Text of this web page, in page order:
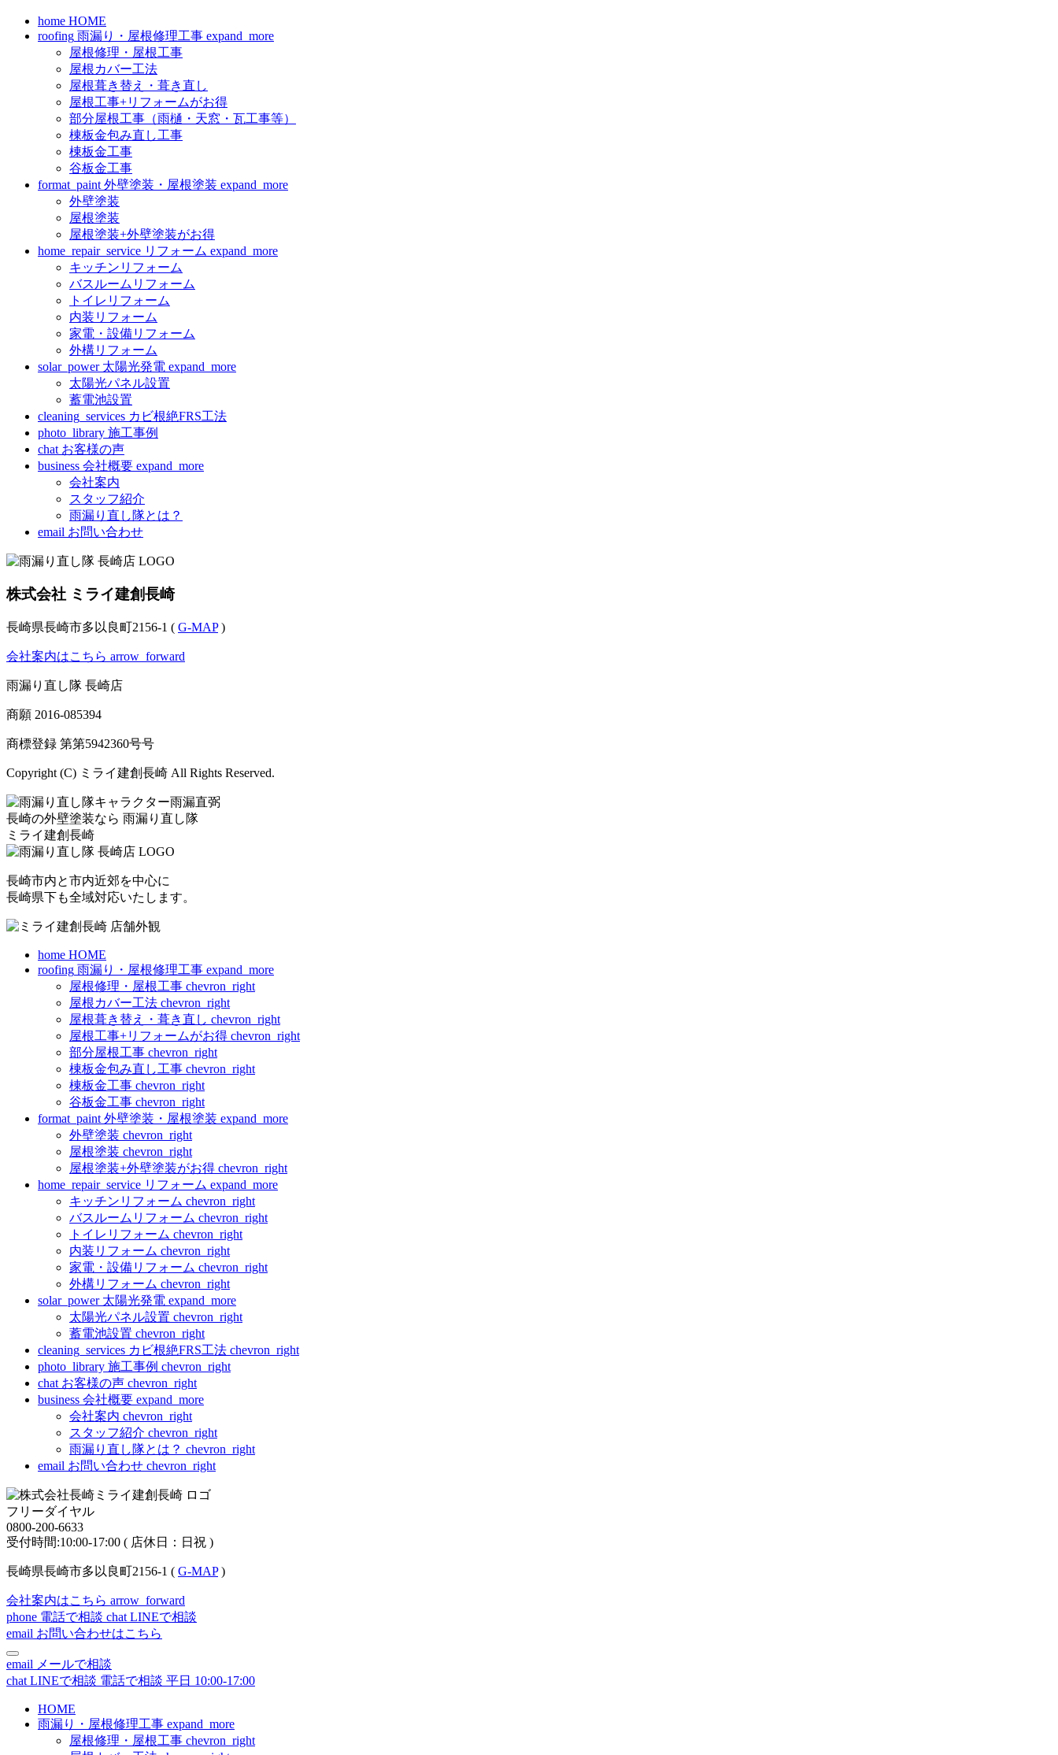
home HOME
roofing 雨漏り・屋根修理工事 expand_more
屋根修理・屋根工事
屋根カバー工法
屋根葺き替え・葺き直し
屋根工事+リフォームがお得
部分屋根工事（雨樋・天窓・瓦工事等）
棟板金包み直し工事
棟板金工事
谷板金工事
format_paint 外壁塗装・屋根塗装 expand_more
外壁塗装
屋根塗装
屋根塗装+外壁塗装がお得
home_repair_service リフォーム expand_more
キッチンリフォーム
バスルームリフォーム
トイレリフォーム
内装リフォーム
家電・設備リフォーム
外構リフォーム
solar_power 太陽光発電 expand_more
太陽光パネル設置
蓄電池設置
cleaning_services カビ根絶FRS工法
photo_library 施工事例
chat お客様の声
business 会社概要 expand_more
会社案内
スタッフ紹介
雨漏り直し隊とは？
email お問い合わせ
株式会社 ミライ建創長崎
長崎県長崎市多以良町2156-1 ( G-MAP)
会社案内はこちら arrow_forward
雨漏り直し隊 長崎店
商願 2016-085394
商標登録 第第5942360号号
Copyright (C) ミライ建創長崎 All Rights Reserved.
長崎の外壁塗装なら 雨漏り直し隊
ミライ建創長崎
長崎市内と市内近郊を中心に
長崎県下も全域対応いたします。
home HOME
roofing 雨漏り・屋根修理工事 expand_more
屋根修理・屋根工事 chevron_right
屋根カバー工法 chevron_right
屋根葺き替え・葺き直し chevron_right
屋根工事+リフォームがお得 chevron_right
部分屋根工事 chevron_right
棟板金包み直し工事 chevron_right
棟板金工事 chevron_right
谷板金工事 chevron_right
format_paint 外壁塗装・屋根塗装 expand_more
外壁塗装 chevron_right
屋根塗装 chevron_right
屋根塗装+外壁塗装がお得 chevron_right
home_repair_service リフォーム expand_more
キッチンリフォーム chevron_right
バスルームリフォーム chevron_right
トイレリフォーム chevron_right
内装リフォーム chevron_right
家電・設備リフォーム chevron_right
外構リフォーム chevron_right
solar_power 太陽光発電 expand_more
太陽光パネル設置 chevron_right
蓄電池設置 chevron_right
cleaning_services カビ根絶FRS工法 chevron_right
photo_library 施工事例 chevron_right
chat お客様の声 chevron_right
business 会社概要 expand_more
会社案内 chevron_right
スタッフ紹介 chevron_right
雨漏り直し隊とは？ chevron_right
email お問い合わせ chevron_right
フリーダイヤル
0800-200-6633
受付時間:10:00-17:00 ( 店休日：日祝 )
長崎県長崎市多以良町2156-1 ( G-MAP)
会社案内はこちら arrow_forward
phone 電話で相談 chat LINEで相談
email お問い合わせはこちら
email メールで相談
chat LINEで相談 電話で相談 平日 10:00-17:00
HOME
雨漏り・屋根修理工事 expand_more
屋根修理・屋根工事 chevron_right